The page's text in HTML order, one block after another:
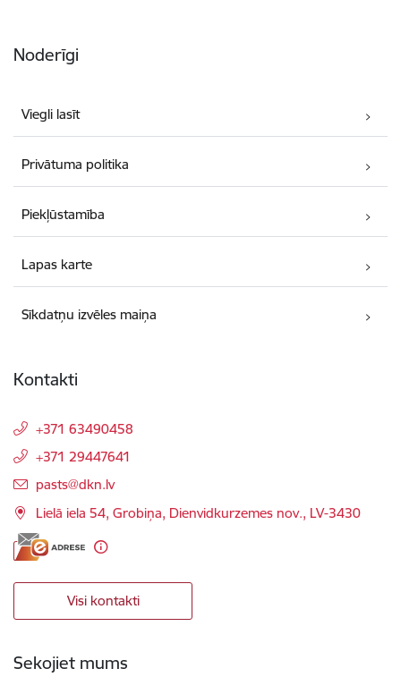
Noderīgi
Viegli lasīt
Privātuma politika
Piekļūstamība
Lapas karte
Sīkdatņu izvēles maiņa
Kontakti
+371 63490458
+371 29447641
E-pasts:
pasts@dkn.lv
Lielā iela 54, Grobiņa, Dienvidkurzemes nov., LV-3430
Visi kontakti
Sekojiet mums